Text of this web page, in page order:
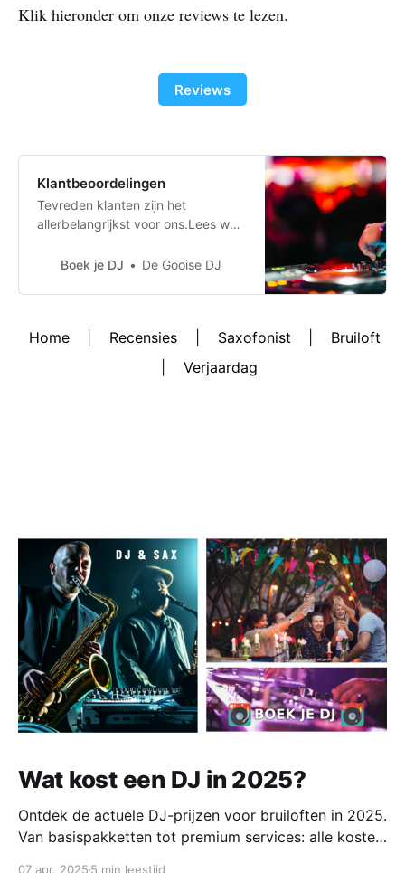
Klik hieronder om onze reviews te lezen.
Reviews
Klantbeoordelingen
Tevreden klanten zijn het
allerbelangrijkst voor ons.Lees wat
Boek je DJ
De Gooise DJ
Home Recensies Saxofonist
Bruiloft
Verjaardag
Wat kost een DJ in 2025?
Ontdek de actuele DJ-prijzen voor bruiloften in 2025.
Van basispakketten tot premium services: alle kosten,
07 apr. 2025 5 min leestijd